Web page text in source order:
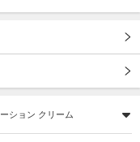
ション クリーム